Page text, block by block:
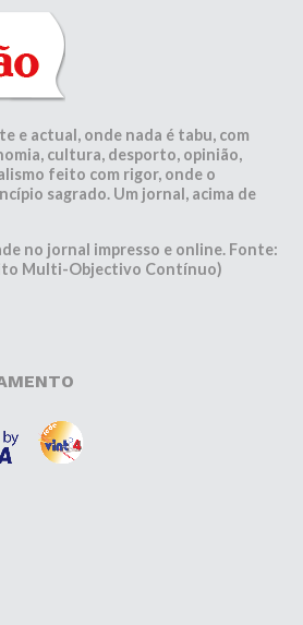
e actual, onde nada é tabu, com
cultura, desporto, opinião,
feito com rigor, onde o
sagrado. Um jornal, acima de
no jornal impresso e online. Fonte:
Multi-Objectivo Contínuo)